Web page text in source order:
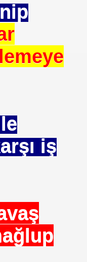
iş
KURUMLARI
SOBACI
HALK